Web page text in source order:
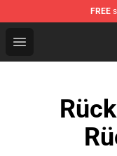
FREE
Open menu
Dave The